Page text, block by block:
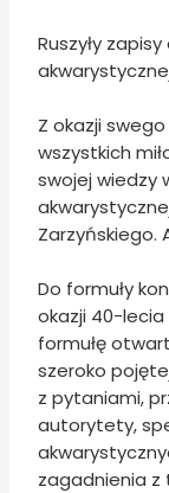
Ruszyły
akwarystycznej
Z okazji
wszystkich
swojej wiedzy
akwarystycznej
Zarzyńskiego.
Do formuły
okazji 40-lecia
formułę
szeroko
z pytaniami,
autorytety,
zagadnienia z